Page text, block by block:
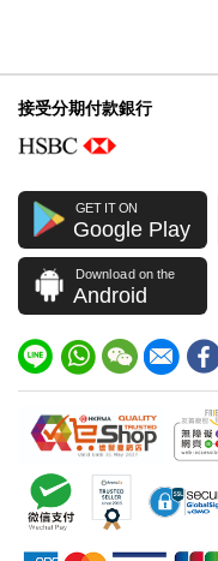
接受分期付款銀行
GET IT ON
Google Play
Download on the
Android